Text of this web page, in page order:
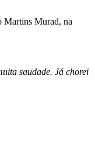
Martins Murad, na
saudade. Já chorei